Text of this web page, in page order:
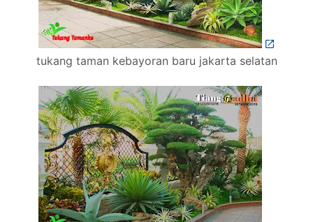
tukang taman kebayoran baru jakarta selatan